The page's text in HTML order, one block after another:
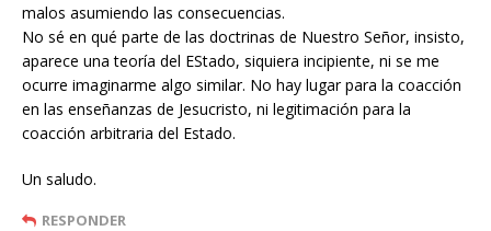
malos asumiendo las consecuencias.
No sé en qué parte de las doctrinas de Nuestro Señor, insisto,
aparece una teoría del EStado, siquiera incipiente, ni se me
ocurre imaginarme algo similar. No hay lugar para la coacción
en las enseñanzas de Jesucristo, ni legitimación para la
coacción arbitraria del Estado.
Un saludo.
RESPONDER